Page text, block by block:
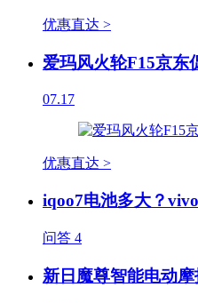
优惠直达 >
爱玛风火轮F15京东
07.17
优惠直达 >
iqoo7电池多大？
问答 4
新日魔尊智能电动